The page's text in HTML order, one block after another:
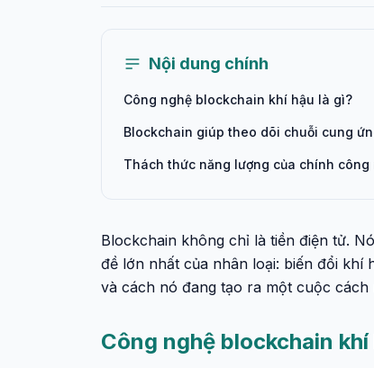
Nội dung chính
Công nghệ blockchain khí hậu là gì?
Blockchain giúp theo dõi chuỗi cung
Thách thức năng lượng của chính
Blockchain không chỉ là tiền điện tử.
đề lớn nhất của nhân loại: biến đổi khí
và cách nó đang tạo ra một cuộc
Công nghệ blockchain khí